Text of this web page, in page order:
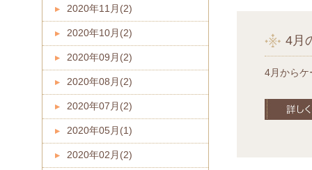
4月
4月からケ
2020年11月(2)
2020年10月(2)
2020年09月(2)
2020年08月(2)
2020年07月(2)
2020年05月(1)
2020年02月(2)